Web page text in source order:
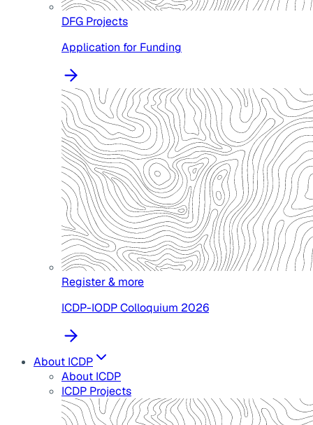
DFG Projects
Application for Funding
Register & more
ICDP-IODP Colloquium 2026
About ICDP
About ICDP
ICDP Projects